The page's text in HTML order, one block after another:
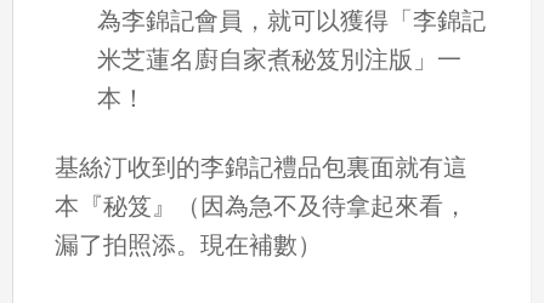
為李錦記會員，就可以獲得「李錦記
米芝蓮名廚自家煮秘笈別注版」一
本！
基絲汀收到的李錦記禮品包裏面就有這
本『秘笈』（因為急不及待拿起來看，
漏了拍照添。現在補數）